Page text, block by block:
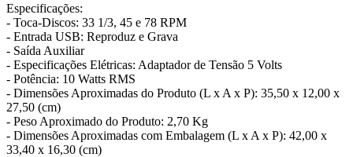
Especificações:
- Toca-Discos: 33 1/3, 45 e 78 RPM
- Entrada USB: Reproduz e Grava
- Saída Auxiliar
- Especificações Elétricas: Adaptador de Tensão 5 Volts
- Potência: 10 Watts RMS
- Dimensões Aproximadas do Produto (L x A x P): 35,50 x 12,00 x
27,50 (cm)
- Peso Aproximado do Produto: 2,70 Kg
- Dimensões Aproximadas com Embalagem (L x A x P): 42,00 x
33,40 x 16,30 (cm)